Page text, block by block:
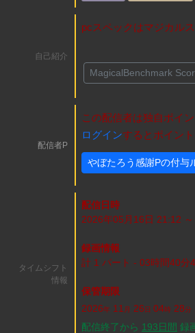
自己紹介
pcスペックはマジカル
MagicalBenchmark
配信者P
この配信者は独自ポイ
ログインするとポイン
やぼたろう感謝Pの付与
タイムシフト
情報
配信日時
2026年05月16日 21:12
録画情報
計 1 パート - 03時間40分
保管期限
2026年 11 月 26 日 04時 28分
配信終了から 193 日 間 録